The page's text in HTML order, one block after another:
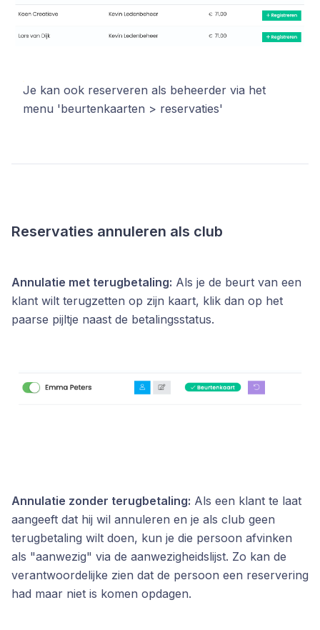
Je kan ook reserveren als beheerder via het
menu 'beurtenkaarten > reservaties'
Reservaties annuleren als club
Annulatie met terugbetaling: Als je de beurt van een
klant wilt terugzetten op zijn kaart, klik dan op het
paarse pijltje naast de betalingsstatus.
Annulatie zonder terugbetaling: Als een klant te laat
aangeeft dat hij wil annuleren en je als club geen
terugbetaling wilt doen, kun je die persoon afvinken
als "aanwezig" via de aanwezigheidslijst. Zo kan de
verantwoordelijke zien dat de persoon een reservering
had maar niet is komen opdagen.